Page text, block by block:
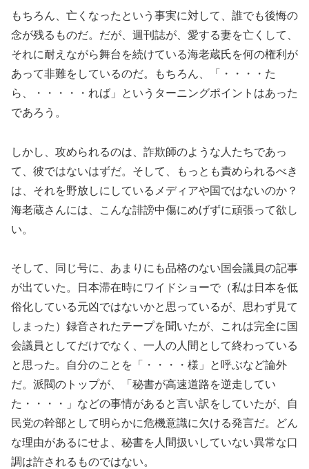
もちろん、亡くなったという事実に対して、誰でも後悔の
念が残るものだ。だが、週刊誌が、愛する妻を亡くして、
それに耐えながら舞台を続けている海老蔵氏を何の権利が
あって非難をしているのだ。もちろん、「・・・・た
ら、・・・・・れば」というターニングポイントはあった
であろう。
しかし、攻められるのは、詐欺師のような人たちであっ
て、彼ではないはずだ。そして、もっとも責められるべき
は、それを野放しにしているメディアや国ではないのか？
海老蔵さんには、こんな誹謗中傷にめげずに頑張って欲し
い。
そして、同じ号に、あまりにも品格のない国会議員の記事
が出ていた。日本滞在時にワイドショーで（私は日本を低
俗化している元凶ではないかと思っているが、思わず見て
しまった）録音されたテープを聞いたが、これは完全に国
会議員としてだけでなく、一人の人間として終わっている
と思った。自分のことを「・・・・様」と呼ぶなど論外
だ。派閥のトップが、「秘書が高速道路を逆走してい
た・・・・」などの事情があると言い訳をしていたが、自
民党の幹部として明らかに危機意識に欠ける発言だ。どん
な理由があるにせよ、秘書を人間扱いしていない異常な口
調は許されるものではない。